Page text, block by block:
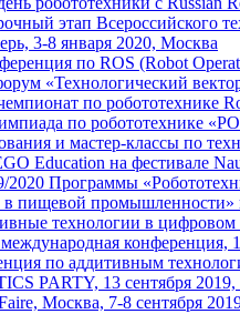
этап Всероссийского
3-8 января 2020, Москва
по ROS (Robot
«Технологический
по робототехнике
по робототехнике
и мастер-классы по
Education на фестивале
Программы
в пищевой
технологии в цифровом
конференция,
по аддитивным
PARTY, 13 сентября
Москва, 7-8 сентября